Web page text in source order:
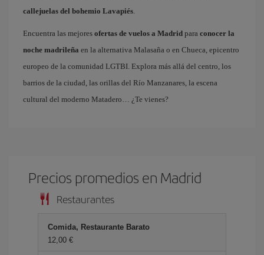
callejuelas del bohemio Lavapiés.
Encuentra las mejores ofertas de vuelos a Madrid para conocer la
noche madrileña en la alternativa Malasaña o en Chueca, epicentro
europeo de la comunidad LGTBI. Explora más allá del centro, los
barrios de la ciudad, las orillas del Río Manzanares, la escena
cultural del moderno Matadero… ¿Te vienes?
Precios promedios en Madrid
Restaurantes
Comida, Restaurante Barato
12,00 €